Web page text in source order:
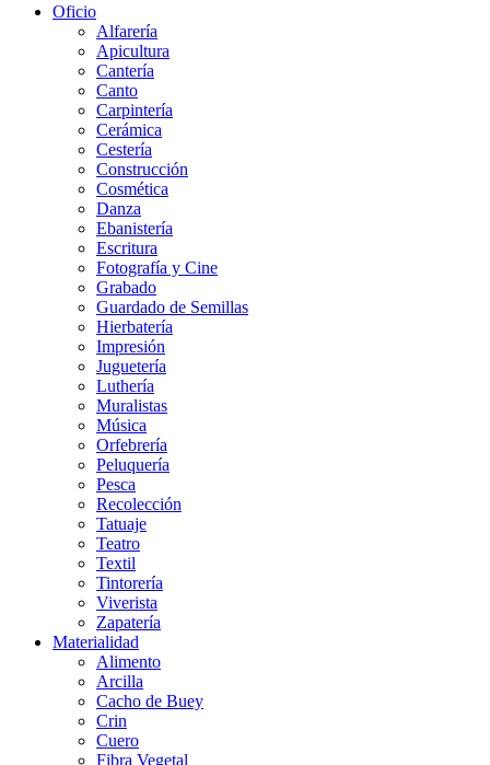
Oficio
Alfarería
Apicultura
Cantería
Canto
Carpintería
Cerámica
Cestería
Construcción
Cosmética
Danza
Ebanistería
Escritura
Fotografía y Cine
Grabado
Guardado de Semillas
Hierbatería
Impresión
Juguetería
Luthería
Muralistas
Música
Orfebrería
Peluquería
Pesca
Recolección
Tatuaje
Teatro
Textil
Tintorería
Viverista
Zapatería
Materialidad
Alimento
Arcilla
Cacho de Buey
Crin
Cuero
Fibra Vegetal